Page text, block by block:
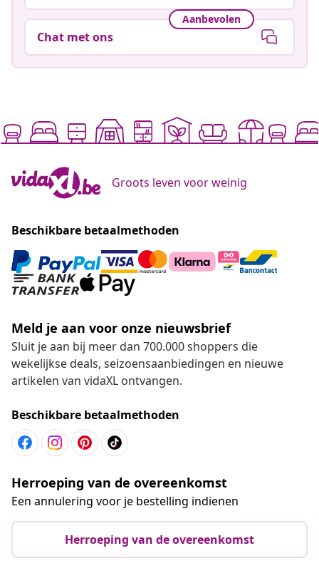
Aanbevolen
Chat met ons
Groots leven voor weinig
Beschikbare betaalmethoden
Meld je aan voor onze nieuwsbrief
Sluit je aan bij meer dan 700.000 shoppers die
wekelijkse deals, seizoensaanbiedingen en nieuwe
artikelen van vidaXL ontvangen.
Beschikbare betaalmethoden
Herroeping van de overeenkomst
Een annulering voor je bestelling indienen
Herroeping van de overeenkomst